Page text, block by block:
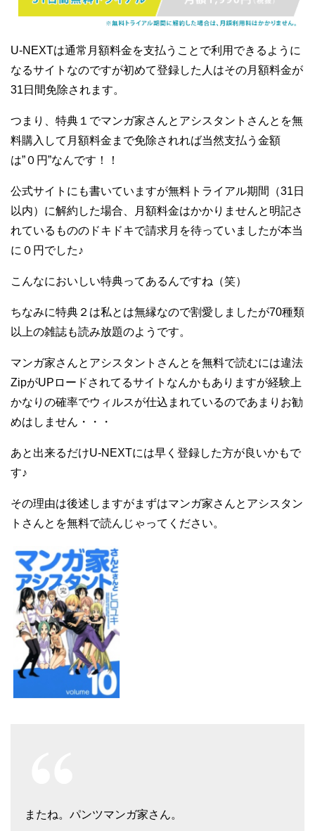
U-NEXTは通常月額料金を支払うことで利用できるように
なるサイトなのですが初めて登録した人はその月額料金が
31日間免除されます。
つまり、特典１でマンガ家さんとアシスタントさんとを無
料購入して月額料金まで免除されれば当然支払う金額
は”０円”なんです！！
公式サイトにも書いていますが無料トライアル期間（31日
以内）に解約した場合、月額料金はかかりませんと明記さ
れているもののドキドキで請求月を待っていましたが本当
に０円でした♪
こんなにおいしい特典ってあるんですね（笑）
ちなみに特典２は私とは無縁なので割愛しましたが70種類
以上の雑誌も読み放題のようです。
マンガ家さんとアシスタントさんとを無料で読むには違法
ZipがUPロードされてるサイトなんかもありますが経験上
かなりの確率でウィルスが仕込まれているのであまりお勧
めはしません・・・
あと出来るだけU-NEXTには早く登録した方が良いかもで
す♪
その理由は後述しますがまずはマンガ家さんとアシスタン
トさんとを無料で読んじゃってください。
またね。パンツマンガ家さん。